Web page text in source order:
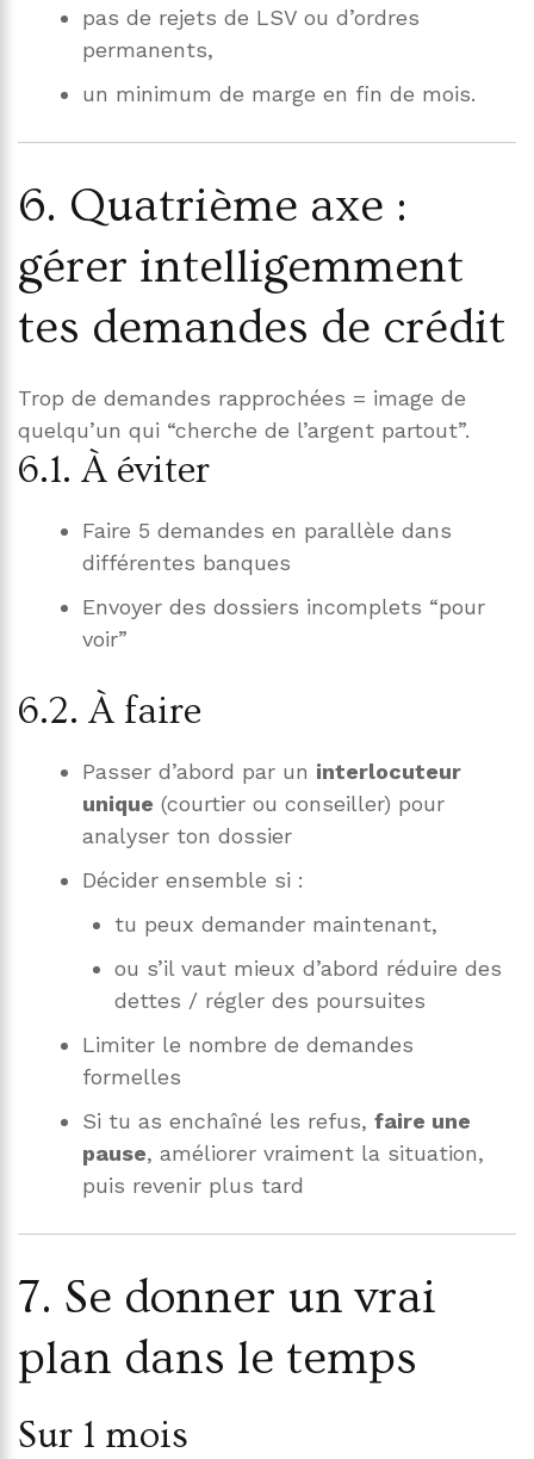
pas de rejets de LSV ou d’ordres
permanents,
un minimum de marge en fin de mois.
6. Quatrième axe :
gérer intelligemment
tes demandes de crédit
Trop de demandes rapprochées = image de
quelqu’un qui “cherche de l’argent partout”.
6.1. À éviter
Faire 5 demandes en parallèle dans
différentes banques
Envoyer des dossiers incomplets “pour
voir”
6.2. À faire
Passer d’abord par un interlocuteur
unique (courtier ou conseiller) pour
analyser ton dossier
Décider ensemble si :
tu peux demander maintenant,
ou s’il vaut mieux d’abord réduire des
dettes / régler des poursuites
Limiter le nombre de demandes
formelles
Si tu as enchaîné les refus, faire une
pause, améliorer vraiment la situation,
puis revenir plus tard
7. Se donner un vrai
plan dans le temps
Sur 1 mois